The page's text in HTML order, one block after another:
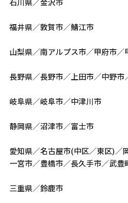
福井県／敦賀市／鯖江市
山梨県／南アルプス市／甲府市／
長野県／長野市／上田市／中野市
岐阜県／岐阜市／中津川市
静岡県／沼津市／富士市
愛知県／名古屋市(中区／東区)／
一宮市／豊橋市／長久手市／武豊
三重県／鈴鹿市